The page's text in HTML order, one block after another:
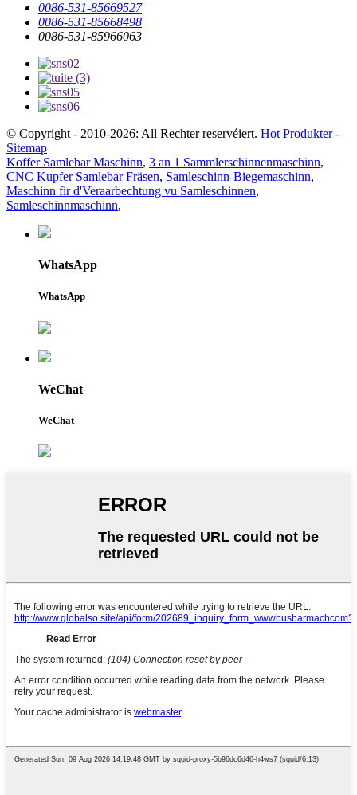
0086-531-85669527
0086-531-85668498
0086-531-85966063
© Copyright - 2010-2026: All Rechter reservéiert. Hot Produkter-
Sitemap
Koffer Samlebar Maschinn, 3 an 1 Sammlerschinnenmaschinn,
CNC Kupfer Samlebar Fräsen, Samleschinn-Biegemaschinn,
Maschinn fir d'Veraarbechtung vu Samleschinnen,
Samleschinnmaschinn,
WhatsApp
WhatsApp
WeChat
WeChat